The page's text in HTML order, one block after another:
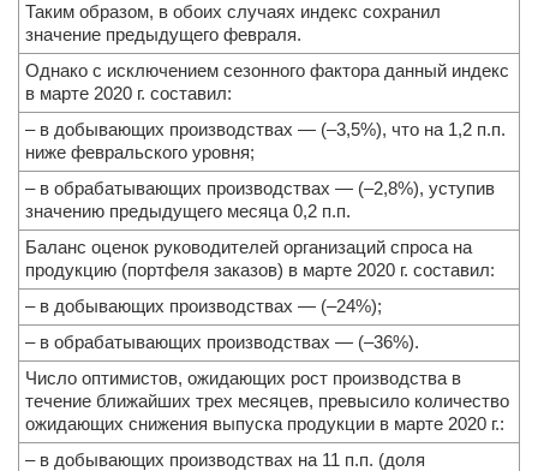
Таким образом, в обоих случаях индекс сохранил
значение предыдущего февраля.
Однако с исключением сезонного фактора данный индекс
в марте 2020 г. составил:
– в добывающих производствах — (–3,5%), что на 1,2 п.п.
ниже февральского уровня;
– в обрабатывающих производствах — (–2,8%), уступив
значению предыдущего месяца 0,2 п.п.
Баланс оценок руководителей организаций спроса на
продукцию (портфеля заказов) в марте 2020 г. составил:
– в добывающих производствах — (–24%);
– в обрабатывающих производствах — (–36%).
Число оптимистов, ожидающих рост производства в
течение ближайших трех месяцев, превысило количество
ожидающих снижения выпуска продукции в марте 2020 г.:
– в добывающих производствах на 11 п.п. (доля